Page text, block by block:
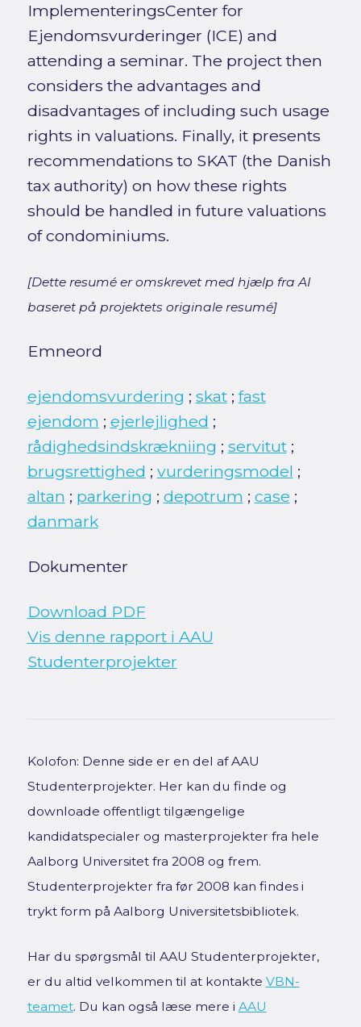
ImplementeringsCenter for
Ejendomsvurderinger (ICE) and
attending a seminar. The project then
considers the advantages and
disadvantages of including such usage
rights in valuations. Finally, it presents
recommendations to SKAT (the Danish
tax authority) on how these rights
should be handled in future valuations
of condominiums.
[Dette resumé er omskrevet med hjælp fra AI
baseret på projektets originale resumé]
Emneord
ejendomsvurdering ; skat;fast
ejendom ; ejerlejlighed ;
rådighedsindskrækniing ; servitut;
brugsrettighed ; vurderingsmodel ;
altan ; parkering ; depotrum ; case ;
danmark
Dokumenter
Download PDF
Vis denne rapport i AAU
Studenterprojekter
Kolofon: Denne side er en del af AAU
Studenterprojekter. Her kan du finde og
downloade offentligt tilgængelige
kandidatspecialer og masterprojekter fra hele
Aalborg Universitet fra 2008 og frem.
Studenterprojekter fra før 2008 kan findes i
trykt form på Aalborg Universitetsbibliotek.
Har du spørgsmål til AAU Studenterprojekter,
er du altid velkommen til at kontakte VBN-
teamet. Du kan også læse mere i AAU